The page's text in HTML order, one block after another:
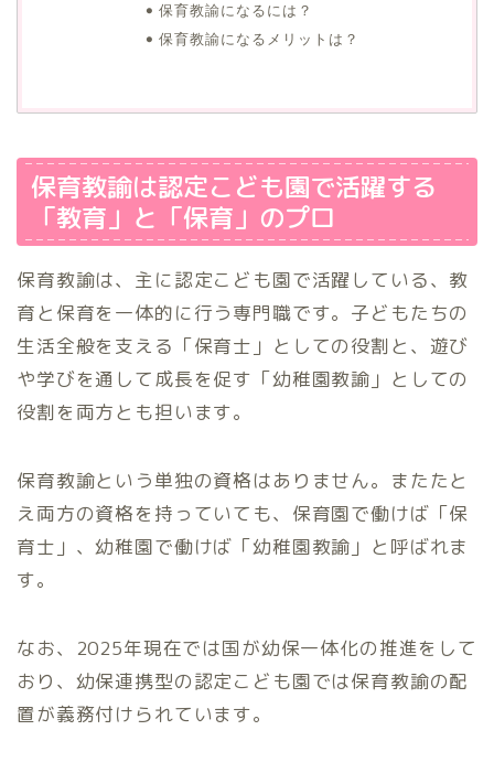
保育教諭になるには？
保育教諭になるメリットは？
保育教諭は認定こども園で活躍する
「教育」と「保育」のプロ
保育教諭は、主に認定こども園で活躍している、教
育と保育を一体的に行う専門職です。子どもたちの
生活全般を支える「保育士」としての役割と、遊び
や学びを通して成長を促す「幼稚園教諭」としての
役割を両方とも担います。
保育教諭という単独の資格はありません。またたと
え両方の資格を持っていても、保育園で働けば「保
育士」、幼稚園で働けば「幼稚園教諭」と呼ばれま
す。
なお、2025年現在では国が幼保一体化の推進をして
おり、幼保連携型の認定こども園では保育教諭の配
置が義務付けられています。